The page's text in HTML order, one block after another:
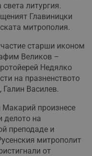
литургия.
Главиницки
митрополия.
старши иконом
Великов –
Недялко
на празненството
Василев.
Макарий произнесе
делото на
преподаде и
митрополит
от